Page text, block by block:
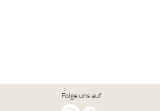
Folge uns auf